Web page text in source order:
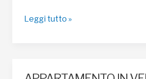
APPARTAMENTO
Leggi tutto »